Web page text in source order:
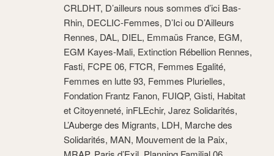
CRLDHT, D’ailleurs nous sommes d’ici Bas-
Rhin, DECLIC-Femmes, D’Ici ou D’Ailleurs
Rennes, DAL, DIEL, Emmaüs France, EGM,
EGM Kayes-Mali, Extinction Rébellion Rennes,
Fasti, FCPE 06, FTCR, Femmes Egalité,
Femmes en lutte 93, Femmes Plurielles,
Fondation Frantz Fanon, FUIQP, Gisti, Habitat
et Citoyenneté, inFLEchir, Jarez Solidarités,
L’Auberge des Migrants, LDH, Marche des
Solidarités, MAN, Mouvement de la Paix,